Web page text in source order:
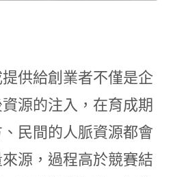
供給創業者不僅是企
源的注入，在育成期
民間的人脈資源都會
源，過程高於競賽結